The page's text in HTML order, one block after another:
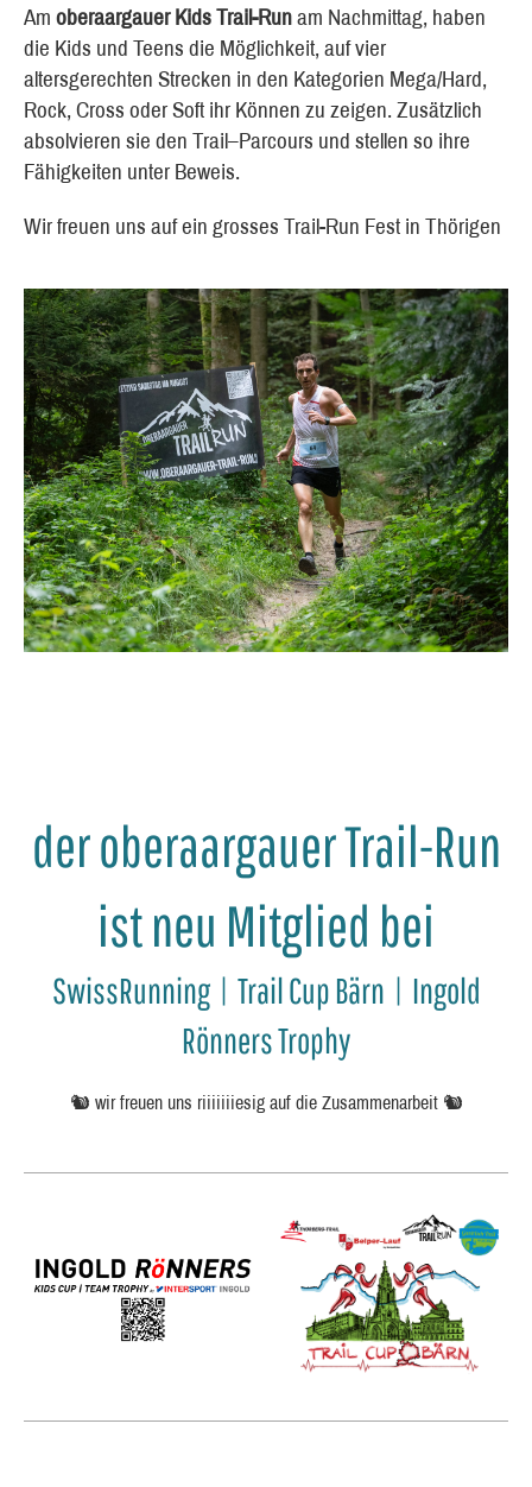
Amoberaargauer Kids Trail-Runam Nachmittag, haben
die Kids und Teens die Möglichkeit, auf vier
altersgerechten Strecken in den Kategorien Mega/Hard,
Rock, Cross oder Soft ihr Können zu zeigen. Zusätzlich
absolvieren sie den Trail–Parcours und stellen so ihre
Fähigkeiten unter Beweis.
Wir freuen uns auf ein grosses Trail-Run Fest in Thörigen
der oberaargauer Trail-Run
ist neu Mitglied bei
SwissRunning | Trail Cup Bärn | Ingold
Rönners Trophy
🐿️ wir freuen uns riiiiiiiesig auf die Zusammenarbeit 🐿️